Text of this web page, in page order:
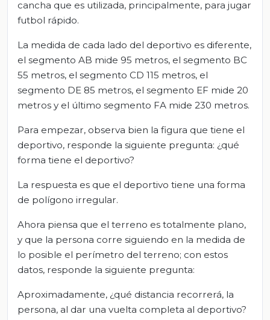
cancha que es utilizada, principalmente, para jugar
futbol rápido.
La medida de cada lado del deportivo es diferente,
el segmento AB mide 95 metros, el segmento BC
55 metros, el segmento CD 115 metros, el
segmento DE 85 metros, el segmento EF mide 20
metros y el último segmento FA mide 230 metros.
Para empezar, observa bien la figura que tiene el
deportivo, responde la siguiente pregunta: ¿qué
forma tiene el deportivo?
La respuesta es que el deportivo tiene una forma
de polígono irregular.
Ahora piensa que el terreno es totalmente plano,
y que la persona corre siguiendo en la medida de
lo posible el perímetro del terreno; con estos
datos, responde la siguiente pregunta:
Aproximadamente, ¿qué distancia recorrerá, la
persona, al dar una vuelta completa al deportivo?